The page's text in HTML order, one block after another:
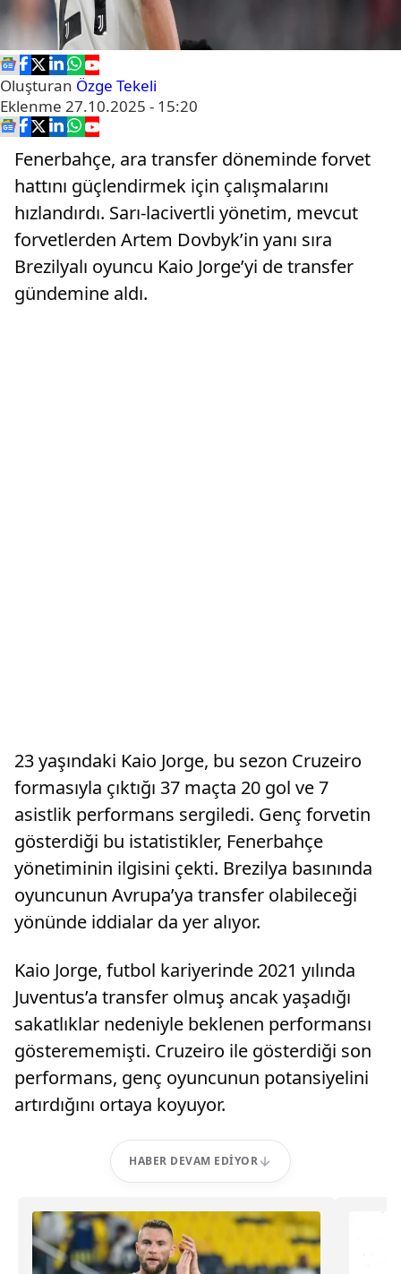
Oluşturan Özge Tekeli
Eklenme 27.10.2025 - 15:20
Fenerbahçe, ara transfer döneminde forvet
hattını güçlendirmek için çalışmalarını
hızlandırdı. Sarı-lacivertli yönetim, mevcut
forvetlerden Artem Dovbyk’in yanı sıra
Brezilyalı oyuncu Kaio Jorge’yi de transfer
gündemine aldı.
23 yaşındaki Kaio Jorge, bu sezon Cruzeiro
formasıyla çıktığı 37 maçta 20 gol ve 7
asistlik performans sergiledi. Genç forvetin
gösterdiği bu istatistikler, Fenerbahçe
yönetiminin ilgisini çekti. Brezilya basınında
oyuncunun Avrupa’ya transfer olabileceği
yönünde iddialar da yer alıyor.
Kaio Jorge, futbol kariyerinde 2021 yılında
Juventus’a transfer olmuş ancak yaşadığı
sakatlıklar nedeniyle beklenen performansı
gösterememişti. Cruzeiro ile gösterdiği son
performans, genç oyuncunun potansiyelini
artırdığını ortaya koyuyor.
HABER DEVAM EDIYOR